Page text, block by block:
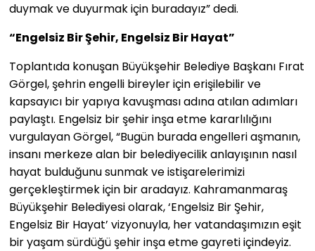
duymak ve duyurmak için buradayız” dedi.
“Engelsiz Bir Şehir, Engelsiz Bir Hayat”
Toplantıda konuşan Büyükşehir Belediye Başkanı Fırat
Görgel, şehrin engelli bireyler için erişilebilir ve
kapsayıcı bir yapıya kavuşması adına atılan adımları
paylaştı. Engelsiz bir şehir inşa etme kararlılığını
vurgulayan Görgel, “Bugün burada engelleri aşmanın,
insanı merkeze alan bir belediyecilik anlayışının nasıl
hayat bulduğunu sunmak ve istişarelerimizi
gerçekleştirmek için bir aradayız. Kahramanmaraş
Büyükşehir Belediyesi olarak, ‘Engelsiz Bir Şehir,
Engelsiz Bir Hayat’ vizyonuyla, her vatandaşımızın eşit
bir yaşam sürdüğü şehir inşa etme gayreti içindeyiz.